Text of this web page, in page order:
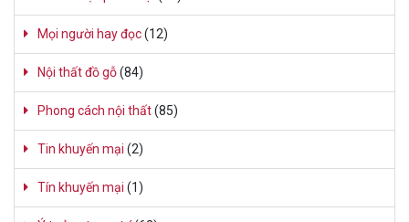
Mọi người hay đọc(12)
Nội thất đồ gỗ(84)
Phong cách nội thất(85)
Tin khuyến mại (2)
Tín khuyến mại (1)